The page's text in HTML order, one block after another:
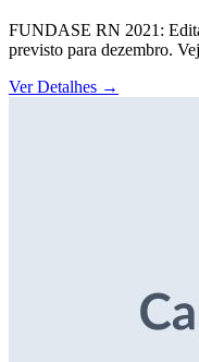
FUNDASE RN 2021:
previsto para dezembro.
Ver Detalhes →